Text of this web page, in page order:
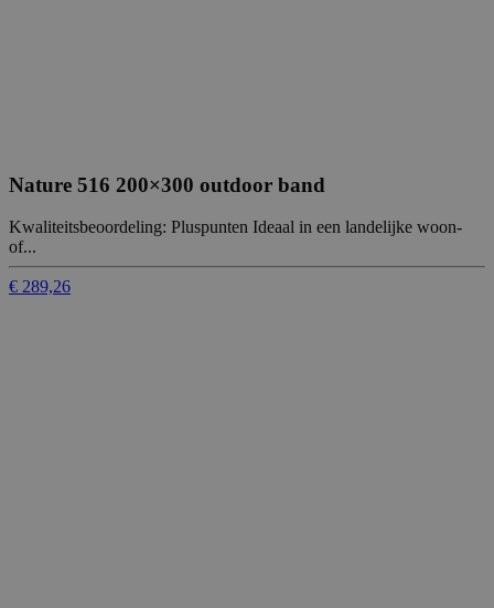
Nature 516 200×300 outdoor band
Kwaliteitsbeoordeling: Pluspunten Ideaal in een landelijke woon-
of...
€ 289,26